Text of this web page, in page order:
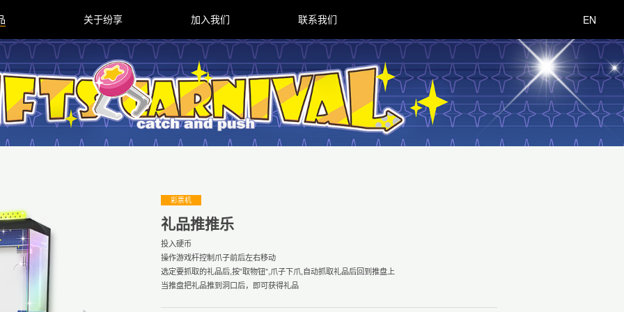
关于纷享 加入我们 联系我们 EN
彩票机
礼品推推乐
投入硬币
操作游戏杆控制爪子前后左右移动
选定要抓取的礼品后,按”取物钮”,爪子下爪,自动抓取礼品后回到推盘上
当推盘把礼品推到洞口后，即可获得礼品